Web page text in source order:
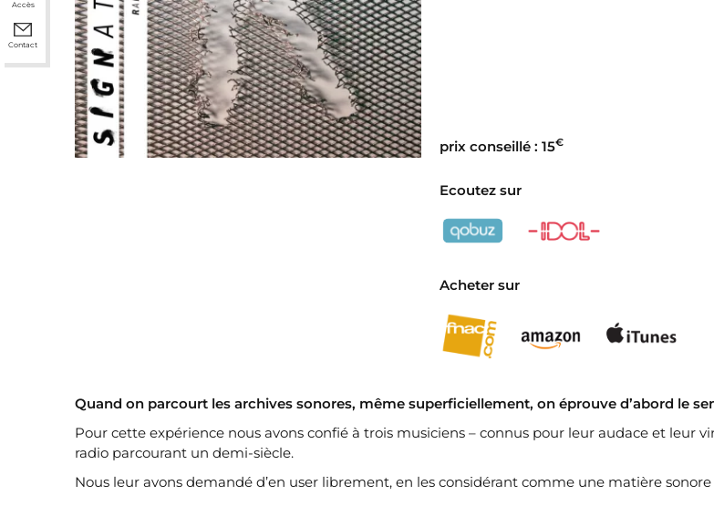
Accès
Contact
prix conseillé : 15€
Ecoutez sur
Acheter sur
Quand on parcourt les archives sonores, même superficiellement, on éprouve d’abord le
Pour cette expérience nous avons confié à trois musiciens – connus pour leur audace et leur
radio parcourant un demi-siècle.
Nous leur avons demandé d’en user librement, en les considérant comme une matière